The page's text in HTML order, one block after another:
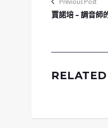
Previous Post
賈諾培 – 調音師